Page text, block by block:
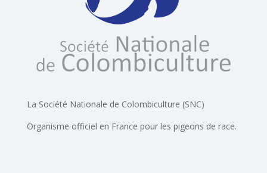
La Société Nationale de Colombiculture (SNC)
Organisme officiel en France pour les pigeons de race.